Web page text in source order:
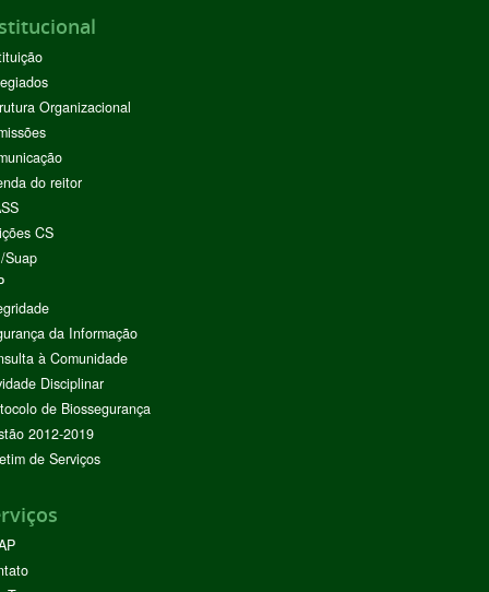
Organizacional
do reitor
CS
Suap
da Informação
à Comunidade
Disciplinar
de Biossegurança
2012-2019
de Serviços